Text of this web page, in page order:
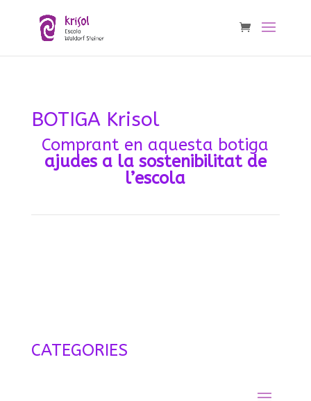
BOTIGA Krisol
Comprant en aquesta botiga
ajudes a la sostenibilitat de
l’escola
CATEGORIES